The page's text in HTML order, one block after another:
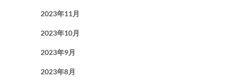
2023年11月
2023年10月
2023年9月
2023年8月